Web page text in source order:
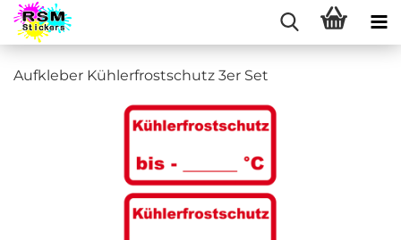
Aufkleber Kühlerfrostschutz 3er Set